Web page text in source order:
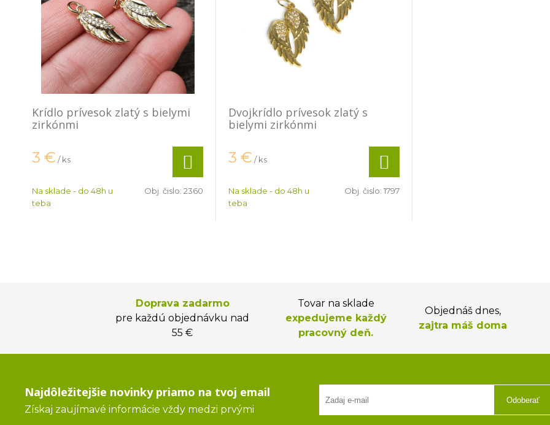
Krídlo prívesok zlatý s bielymi
zirkónmi
3 € / ks
Na sklade - do 48h u
teba
Obj. čislo: 2360
Dvojkrídlo prívesok zlatý s
bielymi zirkónmi
3 € / ks
Na sklade - do 48h u
teba
Obj. čislo: 1797
Doprava zadarmo
pre každú objednávku nad
55 €
Tovar na sklade
expedujeme každý
pracovný deň.
Objednáš dnes,
zajtra máš doma
Najdôležitejšie novinky priamo na tvoj email
Získaj zaujímavé informácie vždy medzi prvými
Odoberať